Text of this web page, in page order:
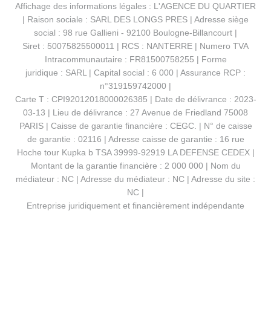
Affichage des informations légales : L'AGENCE DU QUARTIER
| Raison sociale : SARL DES LONGS PRES | Adresse siège
social : 98 rue Gallieni - 92100 Boulogne-Billancourt |
Siret : 50075825500011 | RCS : NANTERRE | Numero TVA
Intracommunautaire : FR81500758255 | Forme
juridique : SARL | Capital social : 6 000 | Assurance RCP :
n°319159742000 |
Carte T : CPI92012018000026385 | Date de délivrance : 2023-
03-13 | Lieu de délivrance : 27 Avenue de Friedland 75008
PARIS | Caisse de garantie financière : CEGC. | N° de caisse
de garantie : 02116 | Adresse caisse de garantie : 16 rue
Hoche tour Kupka b TSA 39999-92919 LA DEFENSE CEDEX |
Montant de la garantie financière : 2 000 000 | Nom du
médiateur : NC | Adresse du médiateur : NC | Adresse du site :
NC |
Entreprise juridiquement et financièrement indépendante